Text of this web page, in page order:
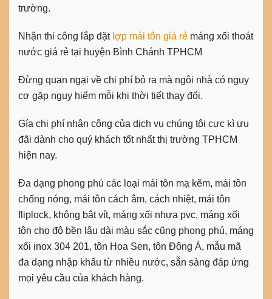
trường.
Nhận thi công lắp đặt lợp mái tôn giá rẻ máng xối thoát
nước giá rẻ tại huyện Bình Chánh TPHCM
Đừng quan ngại về chi phí bỏ ra mà ngôi nhà có nguy
cơ gặp nguy hiểm mỗi khi thời tiết thay đổi.
Gía chi phí nhân công của dịch vụ chúng tôi cực kì ưu
đãi dành cho quý khách tốt nhất thị trường TPHCM
hiện nay.
Đa dạng phong phú các loại mái tôn mạ kẽm, mái tôn
chống nóng, mái tôn cách âm, cách nhiệt, mái tôn
fliplock, không bắt vít, máng xối nhựa pvc, máng xối
tôn cho độ bền lâu dài màu sắc cũng phong phú, máng
xối inox 304 201, tôn Hoa Sen, tôn Đông Á, mẫu mã
đa dạng nhập khẩu từ nhiều nước, sẵn sàng đáp ứng
mọi yêu cầu của khách hàng.